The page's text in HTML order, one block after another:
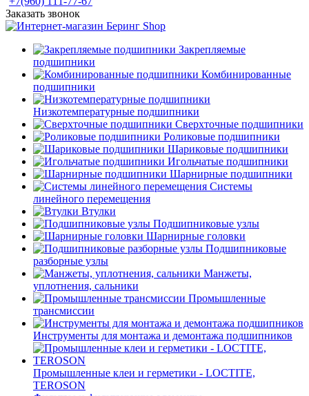
Заказать звонок
Закрепляемые
подшипники
Комбинированные
подшипники
Низкотемпературные подшипники
Сверхточные подшипники
Роликовые подшипники
Шариковые подшипники
Игольчатые подшипники
Шарнирные подшипники
Системы
линейного перемещения
Втулки
Подшипниковые узлы
Шарнирные головки
Подшипниковые
разборные узлы
Манжеты,
уплотнения, сальники
Промышленные
трансмиссии
Инструменты для монтажа и демонтажа подшипников
Промышленные клеи и герметики - LOCTITE,
TEROSON